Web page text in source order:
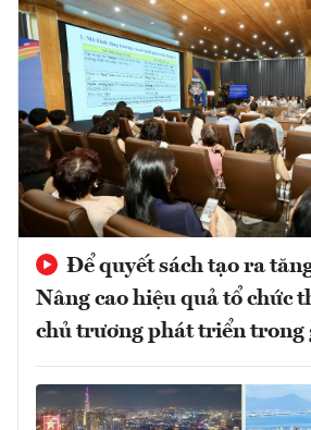
Để quyết sách tạo ra
Nâng cao hiệu quả tổ chức
chủ trương phát triển trong